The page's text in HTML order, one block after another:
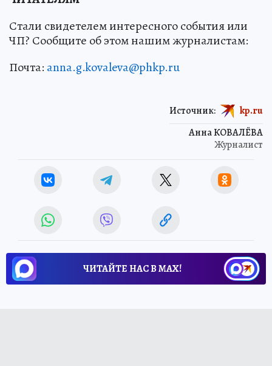
Стали свидетелем интересного события или
ЧП? Сообщите об этом нашим журналистам:
Почта: anna.g.kovaleva@phkp.ru
Анна КОВАЛЁВА
Журналист
Источник: kp.ru
ЧИТАЙТЕ НАС В МАХ!